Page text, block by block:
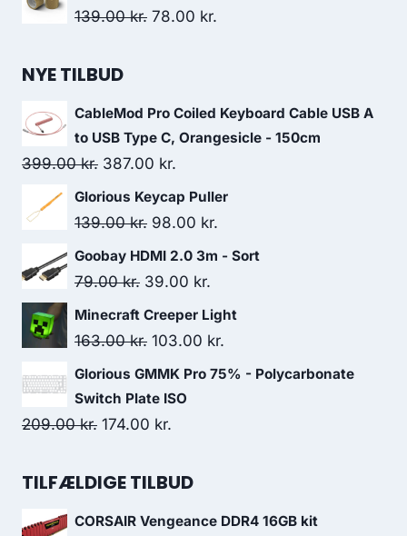
was:
139.00kr. Original
78.00 kr.
NYE TILBUD
CableMod Pro Coiled Keyboard Cable USB A
to USB Type C, Orangesicle - 150cm
399.00kr. Original
price
was:
387.00 kr.
price
is:
Glorious Keycap Puller
139.00kr. Original
price
was:
98.00 kr.
price
Goobay HDMI 2.0 3m - Sort
79.00kr. Original
price
was:
39.00 kr.
price
is:
Minecraft Creeper Light
163.00kr. Original
price
was:
163.00 kr..
103.00 kr.
price
Glorious GMMK Pro 75% - Polycarbonate
Switch Plate ISO
209.00kr. Original
was:
174.00 kr.
is:
TILFÆLDIGE TILBUD
CORSAIR Vengeance DDR4 16GB kit